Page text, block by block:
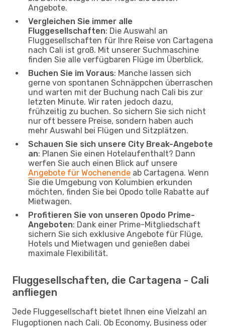
Angebote.
Vergleichen Sie immer alle
Fluggesellschaften: Die Auswahl an
Fluggesellschaften für Ihre Reise von Cartagena
nach Cali ist groß. Mit unserer Suchmaschine
finden Sie alle verfügbaren Flüge im Überblick.
Buchen Sie im Voraus: Manche lassen sich
gerne von spontanen Schnäppchen überraschen
und warten mit der Buchung nach Cali bis zur
letzten Minute. Wir raten jedoch dazu,
frühzeitig zu buchen. So sichern Sie sich nicht
nur oft bessere Preise, sondern haben auch
mehr Auswahl bei Flügen und Sitzplätzen.
Schauen Sie sich unsere City Break-Angebote
an: Planen Sie einen Hotelaufenthalt? Dann
werfen Sie auch einen Blick auf unsere
Angebote für Wochenende ab Cartagena. Wenn
Sie die Umgebung von Kolumbien erkunden
möchten, finden Sie bei Opodo tolle Rabatte auf
Mietwagen.
Profitieren Sie von unseren Opodo Prime-
Angeboten: Dank einer Prime-Mitgliedschaft
sichern Sie sich exklusive Angebote für Flüge,
Hotels und Mietwagen und genießen dabei
maximale Flexibilität.
Fluggesellschaften, die Cartagena - Cali
anfliegen
Jede Fluggesellschaft bietet Ihnen eine Vielzahl an
Flugoptionen nach Cali. Ob Economy, Business oder